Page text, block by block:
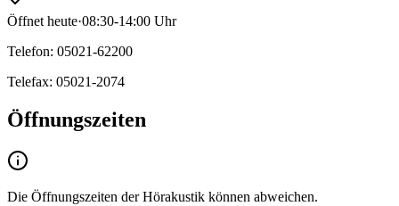
Öffnet heute·08:30-14:00 Uhr
Telefon: 05021-62200
Telefax: 05021-2074
Öffnungszeiten
Die Öffnungszeiten der Hörakustik können abweichen.